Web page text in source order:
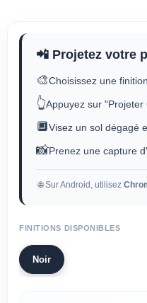
📲 Projetez votre
🎨Choisissez une finition
👆Appuyez sur "Projeter
🔲Visez un sol dégagé
📸Prenez une capture
🌐 Sur Android, utilisez
FINITIONS DISPONIBLES
Noir